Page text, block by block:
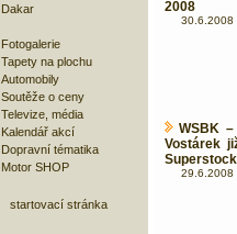
Dakar
Fotogalerie
Tapety na plochu
Automobily
Soutěže o ceny
Televize, média
Kalendář akcí
Dopravní tématika
Motor SHOP
startovací stránka
2008
30.6.2008
WSBK
Vostárek
29.6.2008